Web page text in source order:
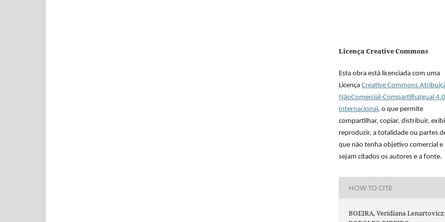
Licença Creative Commons
Esta obra está licenciada com uma
Licença Creative Commons
NãoComercial-CompartilhaIgual 4.0
Internacional, o que permite
compartilhar, copiar, distribuir,
reproduzir, a totalidade ou partes
que não tenha objetivo comercial e
sejam citados os autores e a fonte.
HOW TO CITE
BOEIRA, Veridiana Lenartovicz;